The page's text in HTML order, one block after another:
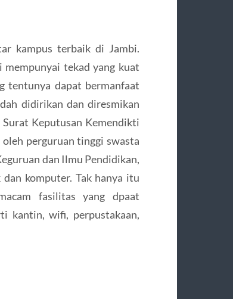
kampus terbaik di Jambi.
tekad yang kuat
tentunya dapat bermanfaat
didirikan dan diresmikan
Surat Keputusan Kemendikti
perguruan tinggi swasta
dan Ilmu Pendidikan,
komputer. Tak hanya itu
fasilitas yang dpaat
kantin, wifi, perpustakaan,